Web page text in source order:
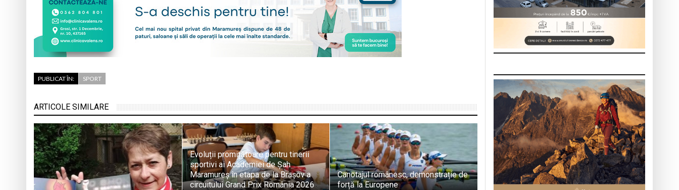
PUBLICAT ÎN: SPORT
ARTICOLE SIMILARE
Evoluții promițătoare pentru tinerii
sportivi ai Academiei de Șah
Maramureș în etapa de la Brașov a
circuitului Grand Prix România 2026
Canotajul românesc, demonstrație de
forță la Europene